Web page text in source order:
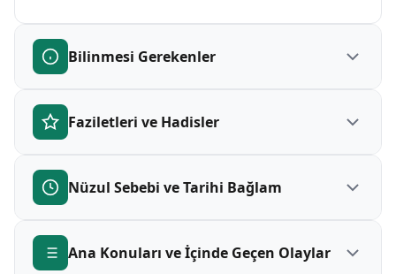
Bilinmesi Gerekenler
Fatiha Suresi Hakkında Bilinmesi
Fatiha Suresi, her Müslümanın mutlaka ezbere
namazın her rekatında okunması farz olan tek
suredir. Namazda Fatiha okunmadan kılınan
Faziletleri ve Hadisler
Fatiha Suresi, Kur'an'ın özü ve namazın temel
"Fâtiha'yı okumayanın namazı (tam) olmaz"
buyurmuştur (Buhârî, Müslim). Kur'an'da
Nüzul Sebebi ve Tarihi Bağlam
Fatiha Suresi, Mekke döneminde indirilen ilk
Ana Konuları ve İçinde Geçen Olaylar